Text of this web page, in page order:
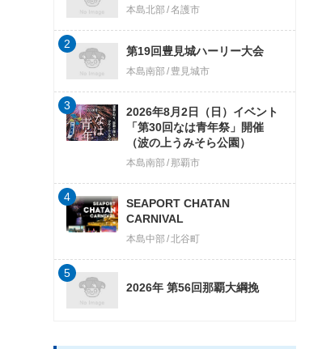
本島北部 名護市
第19回豊見城ハーリー大会
本島南部 豊見城市
2
2026年8月2日（日）イベント
「第30回なは青年祭」開催
（波の上うみそら公園）
本島南部 那覇市
3
SEAPORT CHATAN
CARNIVAL
本島中部 北谷町
4
2026年 第56回那覇大綱挽
5